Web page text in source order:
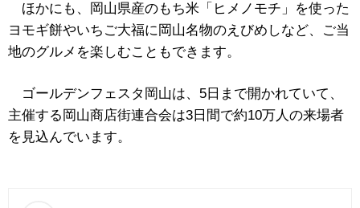
ほかにも、岡山県産のもち米「ヒメノモチ」を使った
ヨモギ餅やいちご大福に岡山名物のえびめしなど、ご当
地のグルメを楽しむこともできます。
ゴールデンフェスタ岡山は、5日まで開かれていて、
主催する岡山商店街連合会は3日間で約10万人の来場者
を見込んでいます。